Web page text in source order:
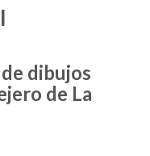
dibujos
de La